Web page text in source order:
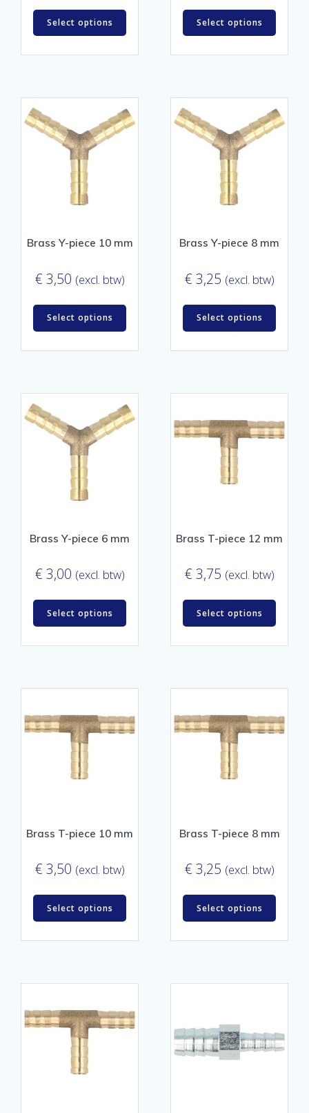
Select options Select options
Brass Y-piece 10 mm
€ 3,50 (excl. btw)
Select options
Brass Y-piece 8 mm
€ 3,25 (excl. btw)
Select options
Brass Y-piece 6 mm
€ 3,00 (excl. btw)
Select options
Brass T-piece 12 mm
€ 3,75 (excl. btw)
Select options
Brass T-piece 10 mm
€ 3,50 (excl. btw)
Select options
Brass T-piece 8 mm
€ 3,25 (excl. btw)
Select options